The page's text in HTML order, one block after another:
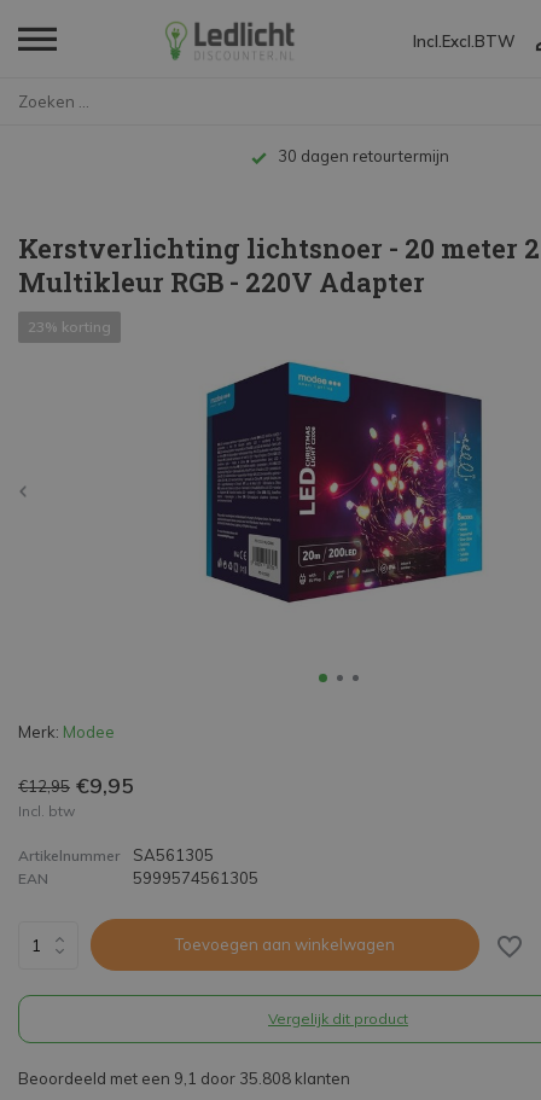
Incl. Excl. BTW
Kerstverlichting lichtsnoer - 20 meter
Multikleur RGB - 220V Adapter
23% korting
Merk: Modee
€12,95 €9,95
Incl. btw
Artikelnummer SA561305
EAN 5999574561305
Toevoegen aan winkelwagen
Vergelijk dit product
Beoordeeld met een 9,1 door 35.808 klanten